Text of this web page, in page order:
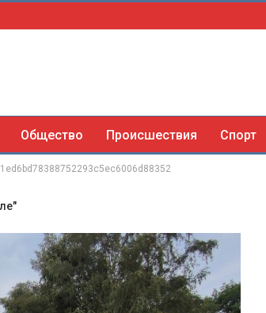
Общество Происшествия Спорт